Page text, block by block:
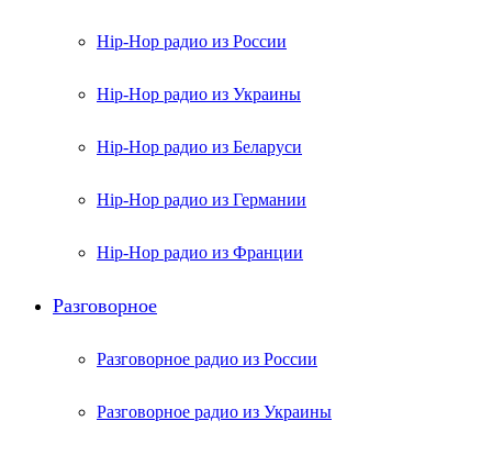
Hip-Hop радио из России
Hip-Hop радио из Украины
Hip-Hop радио из Беларуси
Hip-Hop радио из Германии
Hip-Hop радио из Франции
Разговорное
Разговорное радио из России
Разговорное радио из Украины